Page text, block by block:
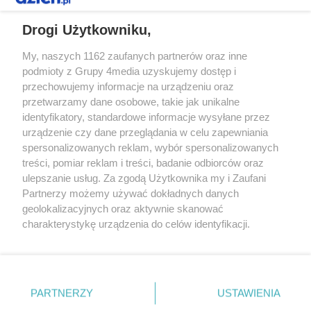
Redakcja Reklama Prywatność
Praca Łódź
the:protocol
Facebook.com
Youtube.com
Drogi Użytkowniku,
My, naszych 1162 zaufanych partnerów oraz inne
podmioty z Grupy 4media uzyskujemy dostęp i
przechowujemy informacje na urządzeniu oraz
przetwarzamy dane osobowe, takie jak unikalne
identyfikatory, standardowe informacje wysyłane przez
urządzenie czy dane przeglądania w celu zapewniania
spersonalizowanych reklam, wybór spersonalizowanych
treści, pomiar reklam i treści, badanie odbiorców oraz
ulepszanie usług. Za zgodą Użytkownika my i Zaufani
Partnerzy możemy używać dokładnych danych
geolokalizacyjnych oraz aktywnie skanować
charakterystykę urządzenia do celów identyfikacji.
zmienić/wycofać klikając przycisk ustawień prywatności
znajdujący się w lewym dolnym rogu strony
. Niektóre
PARTNERZY USTAWIENIA